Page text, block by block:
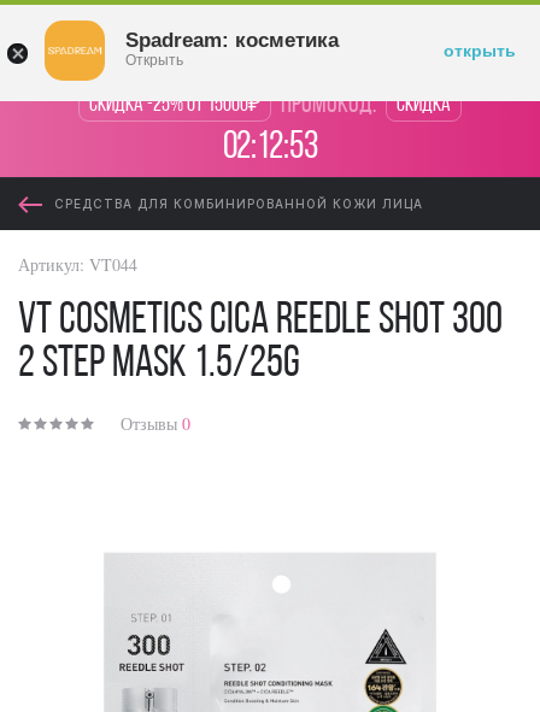
Скидка -25% от 15000₽ промокод: Скидка
02:12:53
СРЕДСТВА ДЛЯ КОМБИНИРОВАННОЙ КОЖИ ЛИЦА
Артикул: VT044
VT Cosmetics Cica Reedle Shot 300
2 Step Mask 1.5/25g
Отзывы 0
Spadream: косметика
Открыть открыть